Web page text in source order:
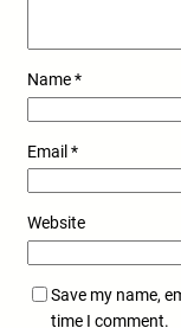
Name*
Email *
Website
Save my name,
time I comment.